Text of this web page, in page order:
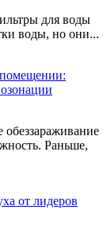
для воды
воды, но они...
помещении:
Раньше,
от лидеров